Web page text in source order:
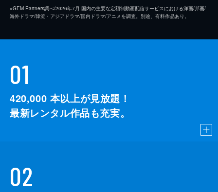
※GEM Partners調べ/2026年7⽉ 国内の主要な定額制動画配信サービスにおける洋画/邦画/
海外ドラマ/韓流・アジアドラマ/国内ドラマ/アニメを調査。別途、有料作品あり。
01
420,000 本以上が見放題！
最新レンタル作品も充実。
02